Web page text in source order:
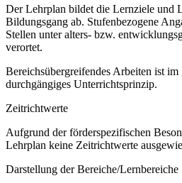
Der Lehrplan bildet die Lernziele und
Bildungsgang ab. Stufenbezogene
Stellen unter alters- bzw.
verortet.
Bereichsübergreifendes Arbeiten ist
durchgängiges Unterrichtsprinzip.
Zeitrichtwerte
Aufgrund der förderspezifischen
Lehrplan keine Zeitrichtwerte
Darstellung der Bereiche/Lernbereiche